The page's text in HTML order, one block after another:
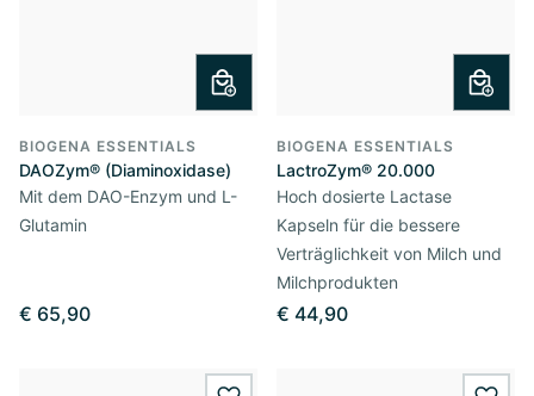
BIOGENA ESSENTIALS
DAOZym® (Diaminoxidase)
Mit dem DAO-Enzym und L-
Glutamin
€ 65,90
BIOGENA ESSENTIALS
LactroZym® 20.000
Hoch dosierte Lactase
Kapseln für die bessere
Verträglichkeit von Milch und
Milchprodukten
€ 44,90